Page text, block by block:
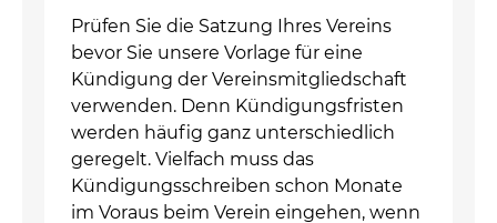
Prüfen Sie die Satzung Ihres Vereins
bevor Sie unsere Vorlage für eine
Kündigung der Vereinsmitgliedschaft
verwenden. Denn Kündigungsfristen
werden häufig ganz unterschiedlich
geregelt. Vielfach muss das
Kündigungsschreiben schon Monate
im Voraus beim Verein eingehen, wenn